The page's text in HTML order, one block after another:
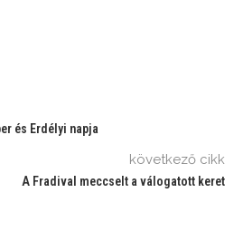
és Erdélyi napja
következő cikk
A Fradival meccselt a válogatott keret